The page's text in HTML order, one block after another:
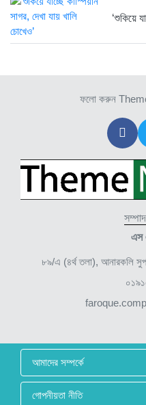
‘শুকিয়ে
ফলো করুন
এস
৮৯/এ (৪র্থ তলা), আনারকলি
আমাদের সম্পর্কে
গোপনীয়তা নীতি